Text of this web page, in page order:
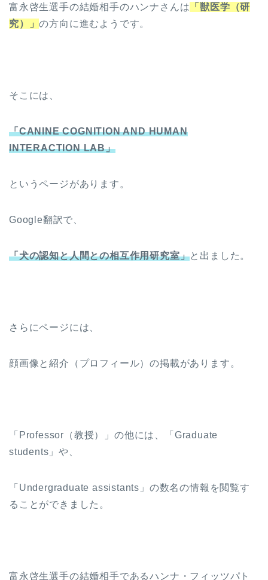
富永啓生選手の結婚相手のハンナさんは 「獣医学（研
究）」の方向に進むようです。
そこには、
「CANINE COGNITION AND HUMAN
INTERACTION LAB」
というページがあります。
Google翻訳で、
「犬の認知と人間との相互作用研究室」と出ました。
さらにページには、
顔画像と紹介（プロフィール）の掲載があります。
「Professor（教授）」の他には、「Graduate
students」や、
「Undergraduate assistants」の数名の情報を閲覧す
ることができました。
富永啓生選手の結婚相手であるハンナ・フィッツパト